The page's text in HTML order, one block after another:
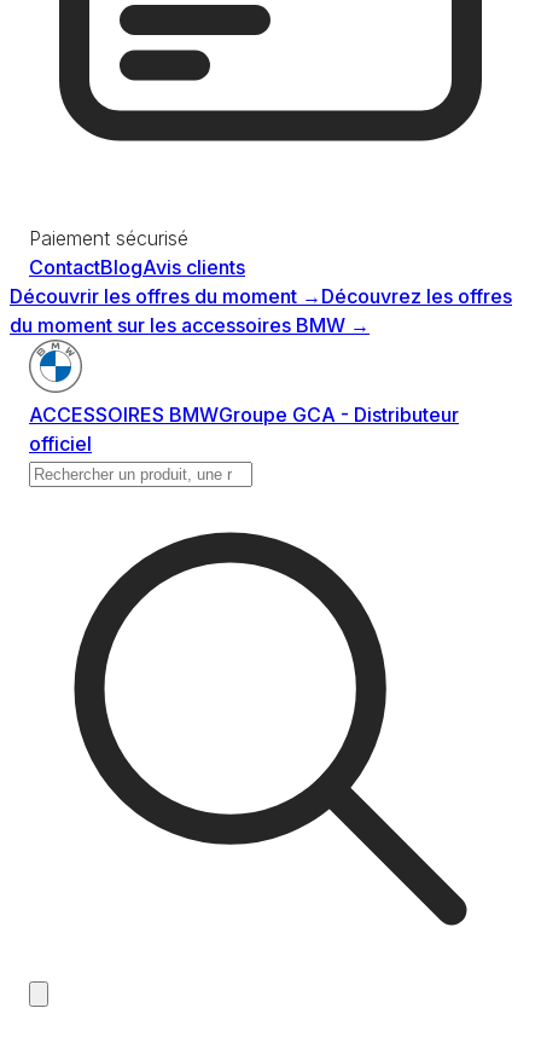
Paiement sécurisé
ContactBlogAvis clients
Découvrir les offres du moment → Découvrez les offres
du moment sur les accessoires BMW →
ACCESSOIRES BMWGroupe GCA - Distributeur
officiel